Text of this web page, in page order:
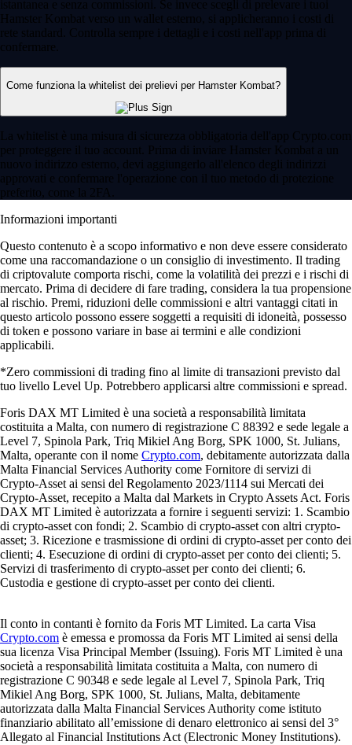
istantanea e senza commissioni. Se invece scegli di prelevare i tuoi
Hamster Kombat verso un wallet esterno, si applicheranno i costi di
rete standard. Controlla sempre i dettagli e i costi nell'app prima di
confermare.
Come funziona la whitelist dei prelievi per Hamster Kombat?
La whitelist è una misura di sicurezza obbligatoria dell'app Crypto.com
per proteggere il tuo account. Prima di inviare Hamster Kombat a un
nuovo indirizzo esterno, devi aggiungerlo all'elenco degli indirizzi
approvati e confermare l'operazione con il tuo metodo di protezione
preferito, come la 2FA.
Informazioni importanti
Questo contenuto è a scopo informativo e non deve essere considerato
come una raccomandazione o un consiglio di investimento. Il trading
di criptovalute comporta rischi, come la volatilità dei prezzi e i rischi di
mercato. Prima di decidere di fare trading, considera la tua propensione
al rischio. Premi, riduzioni delle commissioni e altri vantaggi citati in
questo articolo possono essere soggetti a requisiti di idoneità, possesso
di token e possono variare in base ai termini e alle condizioni
applicabili.
*Zero commissioni di trading fino al limite di transazioni previsto dal
tuo livello Level Up. Potrebbero applicarsi altre commissioni e spread.
Foris DAX MT Limited è una società a responsabilità limitata
costituita a Malta, con numero di registrazione C 88392 e sede legale a
Level 7, Spinola Park, Triq Mikiel Ang Borg, SPK 1000, St. Julians,
Malta, operante con il nome Crypto.com, debitamente autorizzata dalla
Malta Financial Services Authority come Fornitore di servizi di
Crypto-Asset ai sensi del Regolamento 2023/1114 sui Mercati dei
Crypto-Asset, recepito a Malta dal Markets in Crypto Assets Act. Foris
DAX MT Limited è autorizzata a fornire i seguenti servizi: 1. Scambio
di crypto-asset con fondi; 2. Scambio di crypto-asset con altri crypto-
asset; 3. Ricezione e trasmissione di ordini di crypto-asset per conto dei
clienti; 4. Esecuzione di ordini di crypto-asset per conto dei clienti; 5.
Servizi di trasferimento di crypto-asset per conto dei clienti; 6.
Custodia e gestione di crypto-asset per conto dei clienti.
Il conto in contanti è fornito da Foris MT Limited. La carta Visa
Crypto.com è emessa e promossa da Foris MT Limited ai sensi della
sua licenza Visa Principal Member (Issuing). Foris MT Limited è una
società a responsabilità limitata costituita a Malta, con numero di
registrazione C 90348 e sede legale al Level 7, Spinola Park, Triq
Mikiel Ang Borg, SPK 1000, St. Julians, Malta, debitamente
autorizzata dalla Malta Financial Services Authority come istituto
finanziario abilitato all’emissione di denaro elettronico ai sensi del 3°
Allegato al Financial Institutions Act (Electronic Money Institutions).